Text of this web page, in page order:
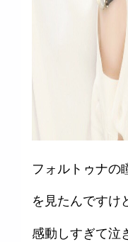
フォルトゥナの
を見たんですけ
感動しすぎて